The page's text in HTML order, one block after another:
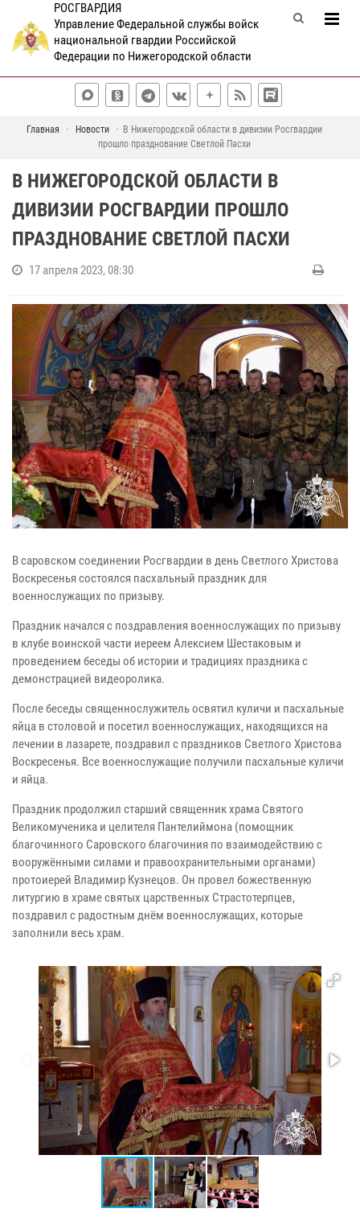
РОСГВАРДИЯ
Управление Федеральной службы войск
национальной гвардии Российской
Федерации по Нижегородской области
Главная Новости
В Нижегородской области в дивизии Росгвардии
прошло празднование Светлой Пасхи
В НИЖЕГОРОДСКОЙ ОБЛАСТИ В
ДИВИЗИИ РОСГВАРДИИ ПРОШЛО
ПРАЗДНОВАНИЕ СВЕТЛОЙ ПАСХИ
17 апреля 2023, 08:30
В саровском соединении Росгвардии в день Светлого Христова
Воскресенья состоялся пасхальный праздник для
военнослужащих по призыву.
Праздник начался с поздравления военнослужащих по призыву
в клубе воинской части иереем Алексием Шестаковым и
проведением беседы об истории и традициях праздника с
демонстрацией видеоролика.
После беседы священнослужитель освятил куличи и пасхальные
яйца в столовой и посетил военнослужащих, находящихся на
лечении в лазарете, поздравил с праздников Светлого Христова
Воскресенья. Все военнослужащие получили пасхальные куличи
и яйца.
Праздник продолжил старший священник храма Святого
Великомученика и целителя Пантелиймона (помощник
благочинного Саровского благочиния по взаимодействию с
вооружёнными силами и правоохранительными органами)
протоиерей Владимир Кузнецов. Он провел божественную
литургию в храме святых царственных Страстотерпцев,
поздравил с радостным днём военнослужащих, которые
заполнили весь храм.